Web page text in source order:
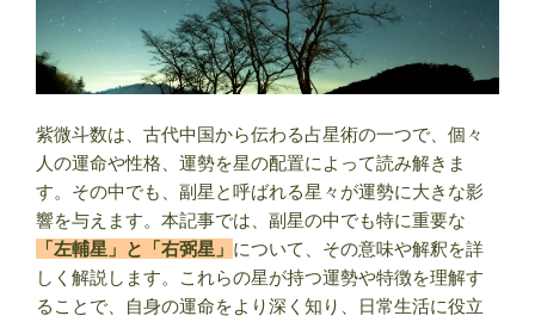
意
解
釈
と
は？”
の
紫微斗数は、古代中国から伝わる占星術の一つで、個々
人の運命や性格、運勢を星の配置によって読み解きま
す。その中でも、副星と呼ばれる星々が運勢に大きな影
響を与えます。本記事では、副星の中でも特に重要な
「左輔星」と「右弼星」 について、その意味や解釈を詳
しく解説します。これらの星が持つ運勢や特徴を理解す
ることで、自身の運命をより深く知り、日常生活に役立